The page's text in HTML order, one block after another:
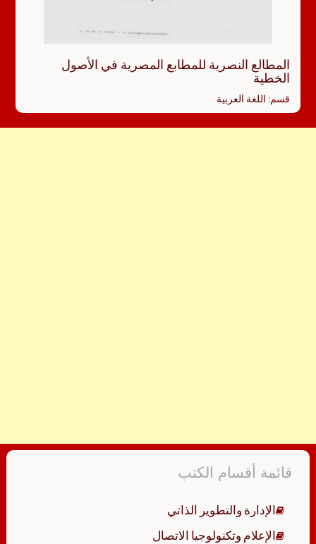
المطالع النصرية للمطابع المصرية في الأصول
الخطية
قسم: اللغة العربية
قائمة أقسام الكتب
الإدارة والتطوير الذاتي
الإعلام وتكنولوجيا الاتصال